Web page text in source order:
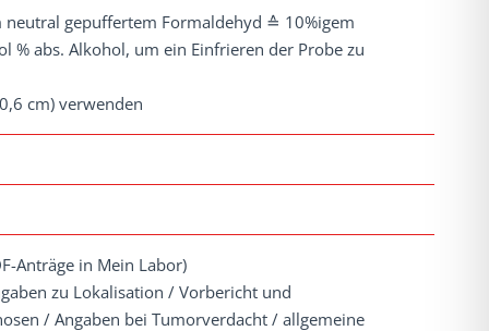
gepuffertem Formaldehyd ≙ 10%igem
% abs. Alkohol, um ein Einfrieren der Probe zu
cm) verwenden
Anträge in Mein Labor)
zu Lokalisation / Vorbericht und
/ Angaben bei Tumorverdacht / allgemeine